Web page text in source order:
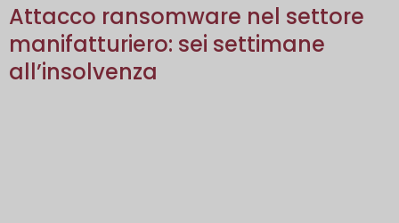
Attacco ransomware nel settore
manifatturiero: sei settimane
all’insolvenza